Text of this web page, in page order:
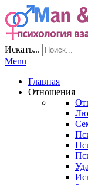
Искать...
Menu
Главная
Отношения